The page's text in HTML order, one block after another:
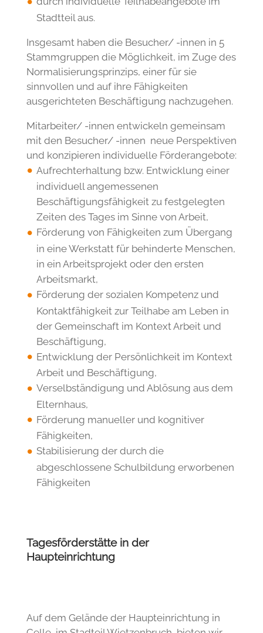
Rahmenbedingungen entstanden.
anderem durch
Angebote für externe Interessenten
Barrierefreiheit,
ein großzügiges Raumangebot inklusive
Ruhe-und Pflegeräume sowie
durch individuelle Teilhabeangebote im
Stadtteil aus.
Insgesamt haben die Besucher/ -innen in 5
Stammgruppen die Möglichkeit, im Zuge des
Normalisierungsprinzips, einer für sie
sinnvollen und auf ihre Fähigkeiten
ausgerichteten Beschäftigung nachzugehen.
Mitarbeiter/ -innen entwickeln gemeinsam
mit den Besucher/ -innen neue Perspektiven
und konzipieren individuelle Förderangebote:
Aufrechterhaltung bzw. Entwicklung einer
individuell angemessenen
Beschäftigungsfähigkeit zu festgelegten
Zeiten des Tages im Sinne von Arbeit,
Förderung von Fähigkeiten zum Übergang
in eine Werkstatt für behinderte Menschen,
in ein Arbeitsprojekt oder den ersten
Arbeitsmarkt,
Förderung der sozialen Kompetenz und
Kontaktfähigkeit zur Teilhabe am Leben in
der Gemeinschaft im Kontext Arbeit und
Beschäftigung,
Entwicklung der Persönlichkeit im Kontext
Elternhaus,
Förderung manueller und kognitiver
Fähigkeiten